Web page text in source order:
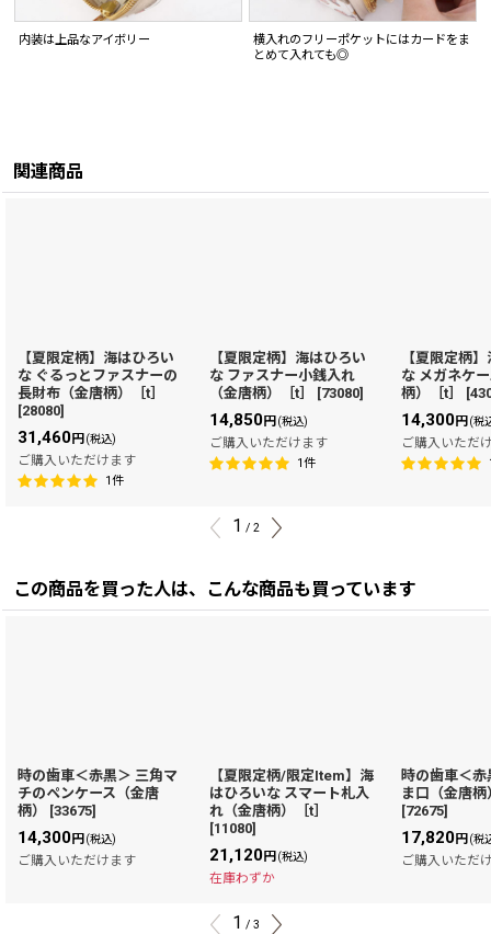
内装は上品なアイボリー
横入れのフリーポケットにはカードをま
とめて入れても◎
関連商品
【夏限定柄】海はひろい
な ぐるっとファスナーの
長財布（金唐柄）［t］
[28080]
31,460円 (税込)
ご購入いただけます
1件
【夏限定柄】海はひろい
な ファスナー小銭入れ
（金唐柄）［t］
[73080]
14,850円 (税込)
ご購入いただけます
1件
【夏限定柄
な メガネケ
柄）［t］
[
14,300円 (税
ご購入いただ
1 / 2
この商品を買った人は、こんな商品も買っています
時の歯車＜赤黒＞ 三角マ
チのペンケース（金唐
柄）
[33675]
14,300円 (税込)
ご購入いただけます
【夏限定柄/限定Item】海
はひろいな スマート札入
れ（金唐柄）［t］
[11080]
21,120円 (税込)
在庫わずか
時の歯車＜
ま口（金唐
[72675]
17,820円 (税
ご購入いただ
1 / 3